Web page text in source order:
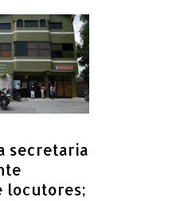
secretaria
locutores;